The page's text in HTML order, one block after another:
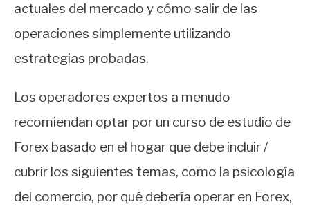
actuales del mercado y cómo salir de las
operaciones simplemente utilizando
estrategias probadas.
Los operadores expertos a menudo
recomiendan optar por un curso de estudio de
Forex basado en el hogar que debe incluir /
cubrir los siguientes temas, como la psicología
del comercio, por qué debería operar en Forex,